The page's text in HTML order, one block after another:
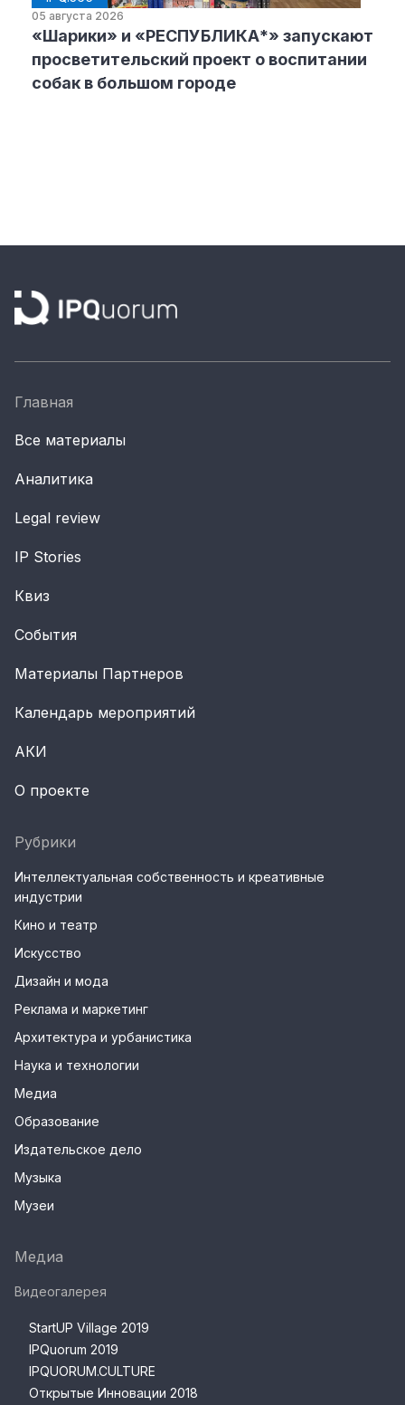
05 августа 2026
«Шарики» и «РЕСПУБЛИКА*» запускают
просветительский проект о воспитании
собак в большом городе
Главная
Все материалы
Аналитика
Legal review
IP Stories
Квиз
События
Материалы Партнеров
Календарь мероприятий
АКИ
О проекте
Рубрики
Интеллектуальная собственность и креативные
индустрии
Кино и театр
Искусство
Дизайн и мода
Реклама и маркетинг
Архитектура и урбанистика
Наука и технологии
Медиа
Образование
Издательское дело
Музыка
Музеи
Медиа
Видеогалерея
StartUP Village 2019
IPQuorum 2019
IPQUORUM.CULTURE
Открытые Инновации 2018